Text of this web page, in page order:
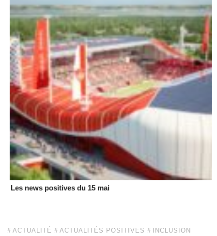
Les news positives du 15 mai
ACTUALITÉ ACTUALITÉS POSITIVES INCLUSION